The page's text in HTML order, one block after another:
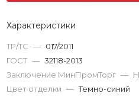
Характеристики
ТР/ТС — 017/2011
ГОСТ — 32118-2013
Заключение МинПромТорг —
Цвет отделки — Темно-синий